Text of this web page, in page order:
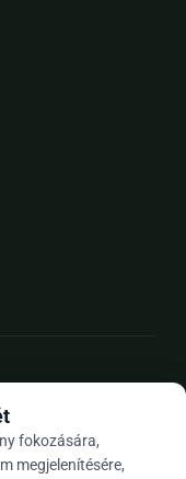
fokozására,
megjelenítésére,